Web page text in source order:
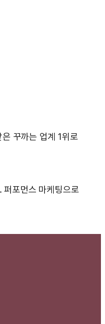
꾸까는 업계 1위로
퍼포먼스 마케팅으로